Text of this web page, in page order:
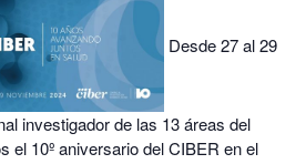
Desde 27 al 29
investigador de las 13 áreas del
el 10º aniversario del CIBER en el